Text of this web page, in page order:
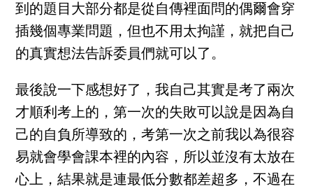
到的題目大部分都是從自傳裡面問的偶爾會穿
插幾個專業問題，但也不用太拘謹，就把自己
的真實想法告訴委員們就可以了。
最後說一下感想好了，我自己其實是考了兩次
才順利考上的，第一次的失敗可以說是因為自
己的自負所導致的，考第一次之前我以為很容
易就會學會課本裡的內容，所以並沒有太放在
心上，結果就是連最低分數都差超多，不過在